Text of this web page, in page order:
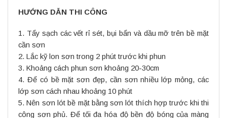
HƯỚNG DẪN THI CÔNG
1. Tẩy sạch các vết rỉ sét, bụi bẩn và dầu mỡ trên bề mặt
cần sơn
2. Lắc kỹ lon sơn trong 2 phút trước khi phun
3. Khoảng cách phun sơn khoảng 20-30cm
4. Để có bề mặt sơn đẹp, cần sơn nhiều lớp mỏng, các
lớp sơn cách nhau khoảng 10 phút
5. Nên sơn lót bề mặt bằng sơn lót thích hợp trước khi thi
công sơn phủ. Để tối đa hóa độ bền độ bóng của màng